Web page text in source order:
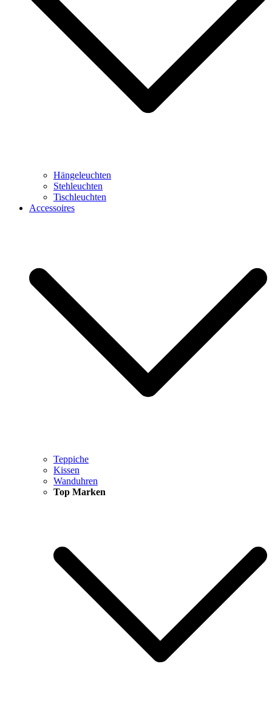
Hängeleuchten
Stehleuchten
Tischleuchten
Accessoires
Teppiche
Kissen
Wanduhren
Top Marken